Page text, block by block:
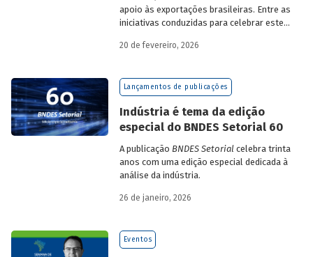
apoio às exportações brasileiras. Entre as
iniciativas conduzidas para celebrar este
quanto para a história do
Brasil, está o lançamento da publicação
“BNDES Exim: 35 anos de apoio às
20 de fevereiro, 2026
Lançamentos de publicações
Indústria é tema da edição
especial do BNDES Setorial 60
A publicação BNDES Setorialcelebra trinta
anos com uma edição especial dedicada à
análise da indústria.
26 de janeiro, 2026
Eventos